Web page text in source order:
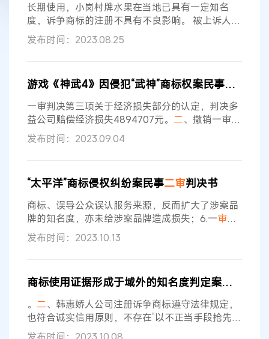
长期使用，小岗村牌水果在当地已具有一定知名
度，诉争商标的注册不具有不良影响。 被上诉人及
原审第三人辩称 国家知识产权局和小岗村公司服从
原审判决。二审法院认定事实 经审理查明，原审
商标评审阶段和原审诉讼阶段提交的证据材料及当
事人陈述等证据在案佐证，本院对此予以确认。 二
审 诉讼中，钟某仁向本院提交了下列证据材料：“小
岗村”及
发布时间：2023.08.25
游戏《神武4》因侵犯“武神”商标权案民事
二审
一审判决第三项关于经济损失部分的认定，判决多
益公司赔偿经济损失4894707元。 二、撤销一审判
决第四项，判决多益公司在《羊城晚报》《北京晚
报》刊登声明以消除影响。三、判决多益公司承担
权获利，因此适用法定赔偿方式确定赔偿金额35万
元存在不当。武神公司提交了“神武4”游戏的下载量
及评价量、广州知识产权法院相关判决中认定
发布时间：2023.09.04
“太平洋”商标侵权纠纷案民事二审判决书
商标、误导公众误认服务来源，反而扩大了涉案品
牌的知名度，亦未给涉案品牌造成损失；6.一审法
院适用法律正确，程序合法。综上，上诉人的上诉
理由不能成立，一审判决认定事实清楚，适用法律
称 太平洋公司向一审法院提出诉讼请求，请求判
令：1.菁英公司、菁英高斯路店立即停止侵犯太平
洋公司涉案商标专用权的行为，停止使用第
发布时间：2023.10.13
商标使用证据形成于域外的知名度判定案行政
。 二、韩惠娇人公司注册诉争商标遵守法律规定，
也符合诚实信用原则，不存在“以不正当手段抢先注
册”的情况。 国家知识产权局、海飞公司服从原审